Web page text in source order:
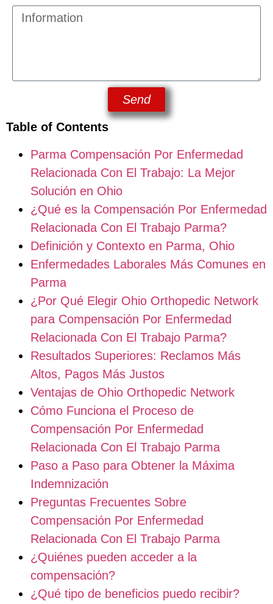
Send
Table of Contents
Parma Compensación Por Enfermedad
Relacionada Con El Trabajo: La Mejor
Solución en Ohio
¿Qué es la Compensación Por Enfermedad
Relacionada Con El Trabajo Parma?
Definición y Contexto en Parma, Ohio
Enfermedades Laborales Más Comunes en
Parma
¿Por Qué Elegir Ohio Orthopedic Network
para Compensación Por Enfermedad
Relacionada Con El Trabajo Parma?
Resultados Superiores: Reclamos Más
Altos, Pagos Más Justos
Ventajas de Ohio Orthopedic Network
Cómo Funciona el Proceso de
Compensación Por Enfermedad
Relacionada Con El Trabajo Parma
Paso a Paso para Obtener la Máxima
Indemnización
Preguntas Frecuentes Sobre
Compensación Por Enfermedad
Relacionada Con El Trabajo Parma
¿Quiénes pueden acceder a la
compensación?
¿Qué tipo de beneficios puedo recibir?